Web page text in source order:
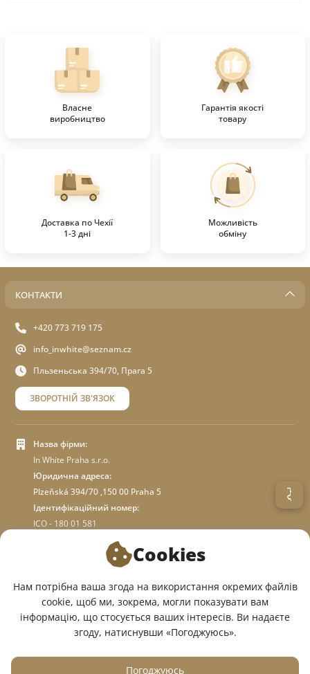
Власне
виробництво
Гарантія якості
товару
Доставка по Чехії
1-3 дні
Можливість
обміну
КОНТАКТИ
+420 773 719 175
info_inwhite@seznam.cz
Пльзеньська 394/70, Прага 5
ЗВОРОТНІЙ ЗВ'ЯЗОК
Назва фірми:
In White Praha s.r.o.
Юридична адреса:
Plzeňská 394/70 ,150 00 Praha 5
Ідентифікаційний номер:
ICO - 180 01 581
ПРО МАГАЗИН
МИ У СОЦМЕРЕЖАХ:
Cookies
Нам потрібна ваша згода на використання окремих файлів
cookie, щоб ми, зокрема, могли показувати вам
інформацію, що стосується ваших інтересів. Ви надаєте
згоду, натиснувши «Погоджуюсь».
Погоджуюсь